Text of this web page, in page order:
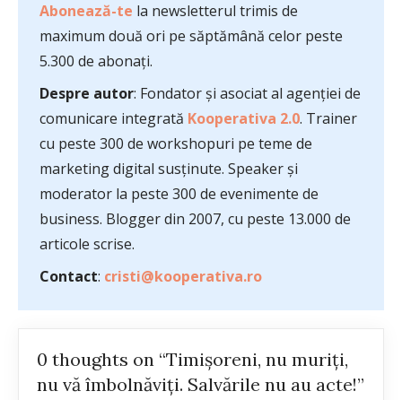
Abonează-te la newsletterul trimis de
maximum două ori pe săptămână celor peste
5.300 de abonați.
Despre autor: Fondator și asociat al agenției de
comunicare integrată Kooperativa 2.0. Trainer
cu peste 300 de workshopuri pe teme de
marketing digital susținute. Speaker și
moderator la peste 300 de evenimente de
business. Blogger din 2007, cu peste 13.000 de
articole scrise.
Contact: cristi@kooperativa.ro
0 thoughts on “Timişoreni, nu muriţi,
nu vă îmbolnăviţi. Salvările nu au acte!”